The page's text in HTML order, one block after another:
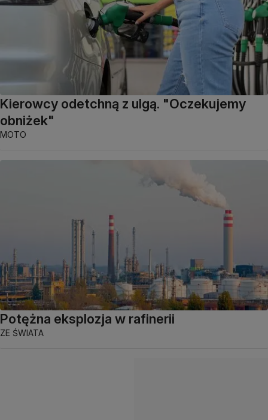
Kierowcy odetchną z ulgą. "Oczekujemy
obniżek"
MOTO
Potężna eksplozja w rafinerii
ZE ŚWIATA